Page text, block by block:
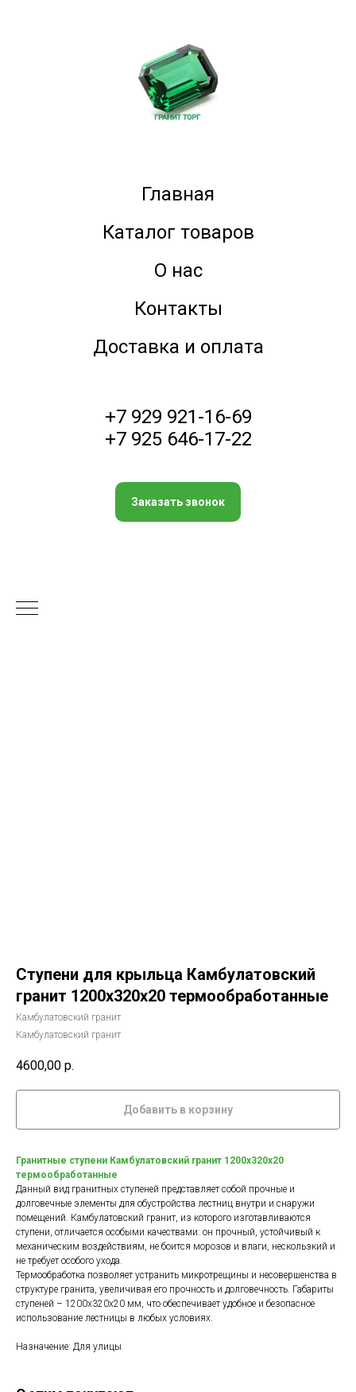
Главная
Каталог товаров
О нас
Контакты
Доставка и оплата
+7 929 921-16-69
+7 925 646-17-22
Заказать звонок
Ступени для крыльца Камбулатовский
гранит 1200х320х20 термообработанные
Камбулатовский гранит
Камбулатовский гранит
4600,00 р.
Добавить в корзину
Гранитные ступени Камбулатовский гранит 1200х320х20
термообработанные
Данный вид гранитных ступеней представляет собой прочные и
долговечные элементы для обустройства лестниц внутри и снаружи
помещений. Камбулатовский гранит, из которого изготавливаются
ступени, отличается особыми качествами: он прочный, устойчивый к
механическим воздействиям, не боится морозов и влаги, нескользкий и
не требует особого ухода.
Термообработка позволяет устранить микротрещины и несовершенства в
структуре гранита, увеличивая его прочность и долговечность. Габариты
ступеней – 1200х320х20 мм, что обеспечивает удобное и безопасное
использование лестницы в любых условиях.
Назначение: Для улицы